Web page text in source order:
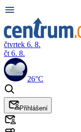
čtvrtek 6. 8.
čt 6. 8.
26°C
Přihlášení